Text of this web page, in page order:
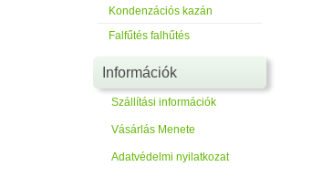
Kondenzációs kazán
Falfűtés falhűtés
Információk
Szállítási információk
Vásárlás Menete
Adatvédelmi nyilatkozat